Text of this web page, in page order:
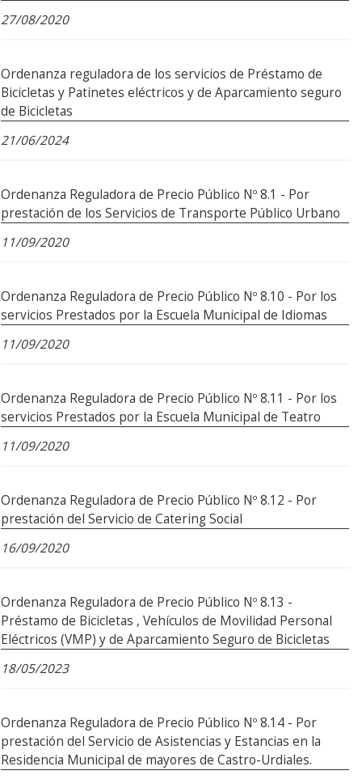
27/08/2020
Ordenanza reguladora de los servicios de Préstamo de
Bicicletas y Patinetes eléctricos y de Aparcamiento seguro
de Bicicletas
21/06/2024
Ordenanza Reguladora de Precio Público Nº 8.1 - Por
prestación de los Servicios de Transporte Público Urbano
11/09/2020
Ordenanza Reguladora de Precio Público Nº 8.10 - Por los
servicios Prestados por la Escuela Municipal de Idiomas
11/09/2020
Ordenanza Reguladora de Precio Público Nº 8.11 - Por los
servicios Prestados por la Escuela Municipal de Teatro
11/09/2020
Ordenanza Reguladora de Precio Público Nº 8.12 - Por
prestación del Servicio de Catering Social
16/09/2020
Ordenanza Reguladora de Precio Público Nº 8.13 -
Préstamo de Bicicletas , Vehículos de Movilidad Personal
Eléctricos (VMP) y de Aparcamiento Seguro de Bicicletas
18/05/2023
Ordenanza Reguladora de Precio Público Nº 8.14 - Por
prestación del Servicio de Asistencias y Estancias en la
Residencia Municipal de mayores de Castro-Urdiales.